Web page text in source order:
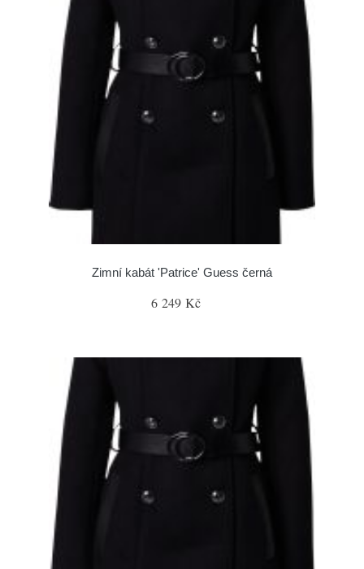
Zimní kabát 'Patrice' Guess černá
6 249 Kč